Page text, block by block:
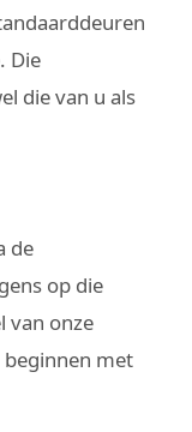
Die
die van u als
de
op die
van onze
met